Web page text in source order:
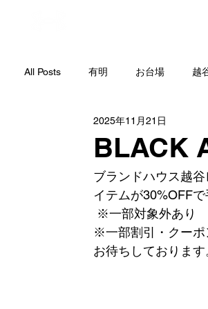
All Posts 有明 お台場 越
BLACK
2025年11月21日
ブランドハウス越
イテムが30%OFF
※一部対象外あり
※一部割引・クーポ
お待ちしております